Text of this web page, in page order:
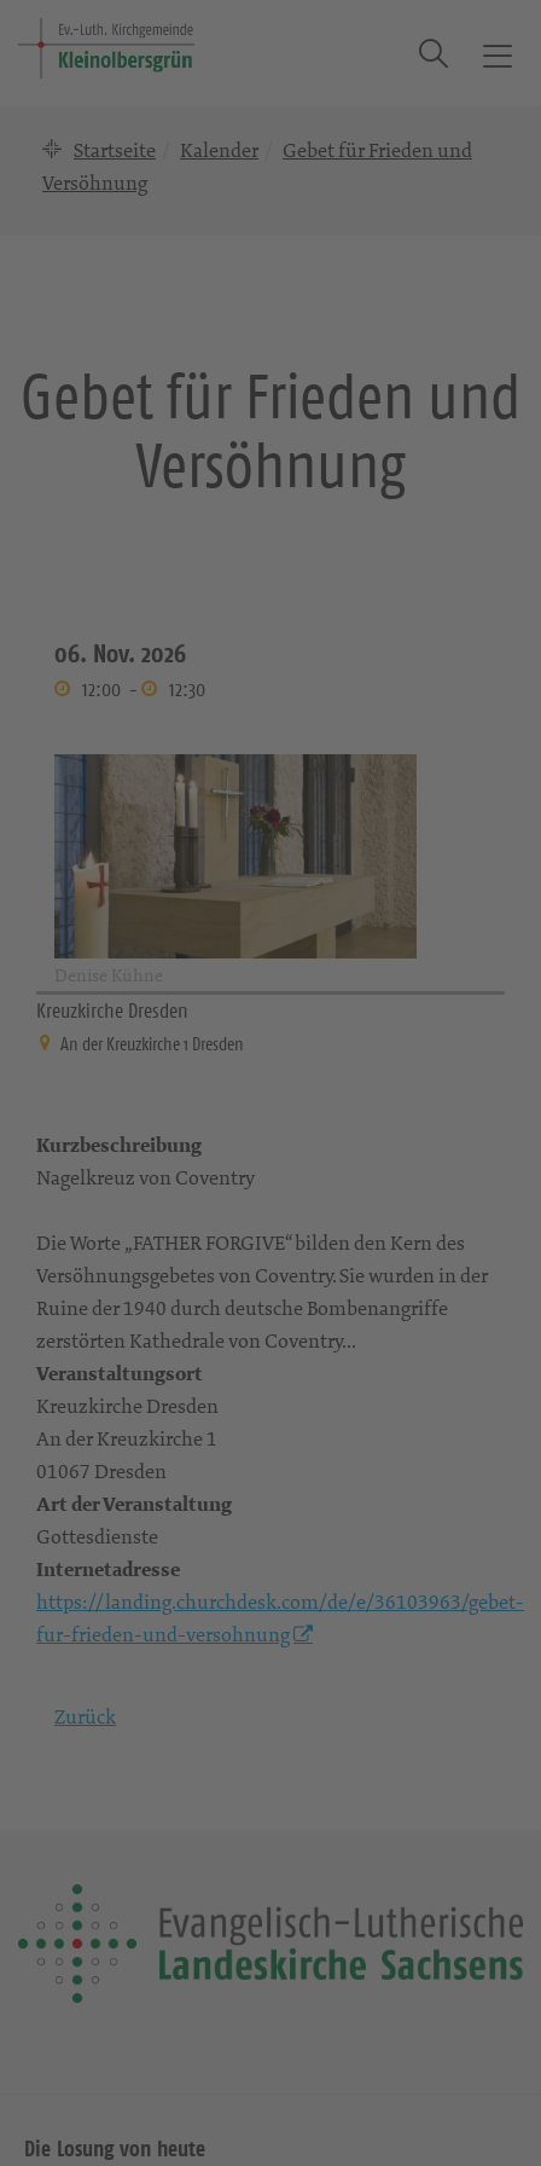
T
a
t
Suche
Startseite Kalender
Gebet für Frieden und
Versöhnung
Gebet für Frieden und
Versöhnung
06. Nov. 2026
12:00 - 12:30
Kreuzkirche Dresden
An der Kreuzkirche 1 Dresden
Kurzbeschreibung
Nagelkreuz von Coventry
Die Worte „FATHER FORGIVE“ bilden den Kern des
Versöhnungsgebetes von Coventry. Sie wurden in der
Ruine der 1940 durch deutsche Bombenangriffe
zerstörten Kathedrale von Coventry...
Veranstaltungsort
Kreuzkirche Dresden
An der Kreuzkirche 1
01067 Dresden
Art der Veranstaltung
Gottesdienste
Internetadresse
https://landing.churchdesk.com/de/e/36103963/gebet-
fur-frieden-und-versohnung
Zurück
Die Losung von heute